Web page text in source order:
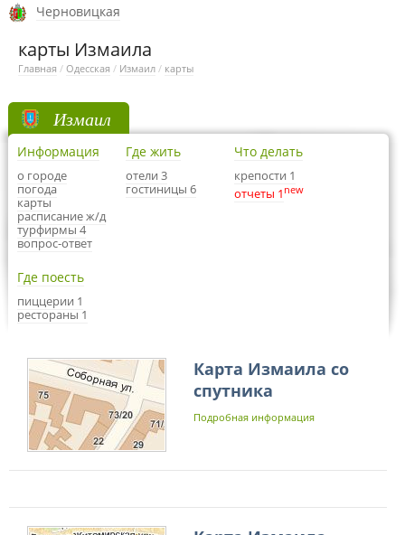
Черновицкая
карты Измаила
Главная / Одесская / Измаил / карты
Измаил
Информация
о городе
погода
карты
расписание ж/д
турфирмы 4
вопрос-ответ
Где жить
отели 3
гостиницы 6
Что делать
крепости 1
отчеты 1 new
Где поесть
пиццерии 1
рестораны 1
Карта Измаила со
спутника
Подробная информация